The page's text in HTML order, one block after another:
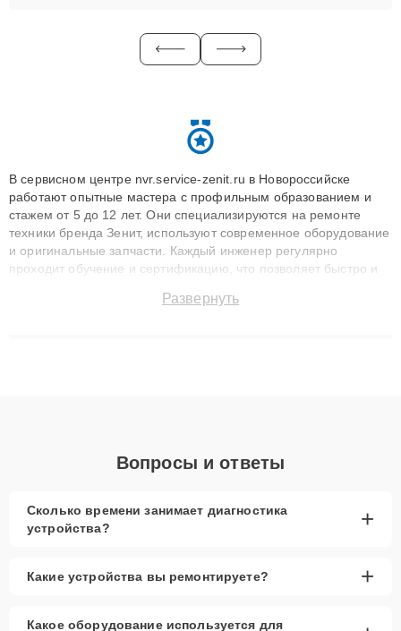
В сервисном центре nvr.service-zenit.ru в Новороссийске
работают опытные мастера с профильным образованием и
стажем от 5 до 12 лет. Они специализируются на ремонте
техники бренда Зенит, используют современное оборудование
и оригинальные запчасти. Каждый инженер регулярно
проходит обучение и сертификацию, что позволяет быстро и
сохранением гарантии до 3 лет. Наши мастера решают
Развернуть
Вопросы и ответы
Сколько времени занимает диагностика
устройства?
+
Какие устройства вы ремонтируете? +
Какое оборудование используется для